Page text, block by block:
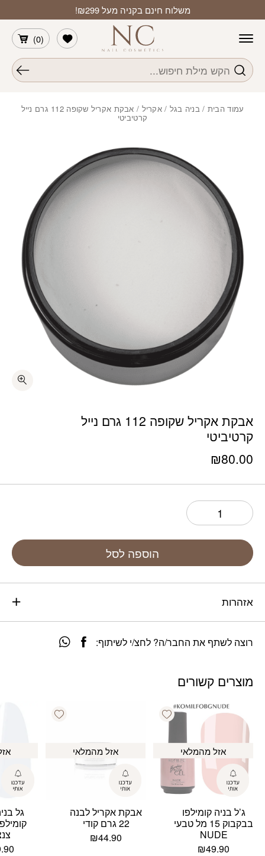
משלוח חינם בקניה מעל ₪299!
חיפוש
(
0
)
הרשימה שלי
עמוד הבית / בניה בגל / אקריל / אבקת אקריל שקופה 112 גרם נייל
קרטיביטי
אבקת אקריל שקופה 112 גרם נייל
קרטיביטי
₪80.00
הוספה לסל
אזהרות
רוצה לשתף את החבר/ה? לחצ/י לשיתוף:
מוצרים קשורים
Add wishlist
אזל מהמלאי
ג’ל בניה קומילפו
בבקבוק 15 מל טבעי
NUDE
₪49.90
Add wishlist
אזל מהמלאי
אבקת אקריל לבנה
22 גרם קודי
₪44.90
גל